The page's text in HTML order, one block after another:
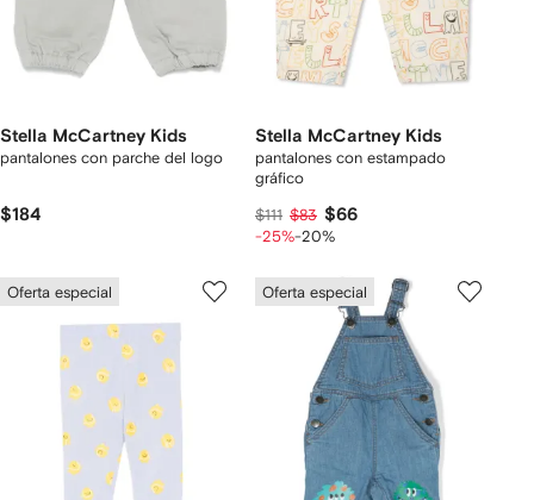
Stella McCartney Kids
pantalones con parche del logo
$184
Stella McCartney Kids
pantalones con estampado
gráfico
$111 $83 $66
-25%-20%
Oferta especial Oferta especial